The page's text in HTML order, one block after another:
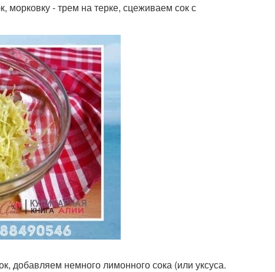
морковку - трем на терке, сцеживаем сок с
добавляем немного лимонного сока (или уксуса.